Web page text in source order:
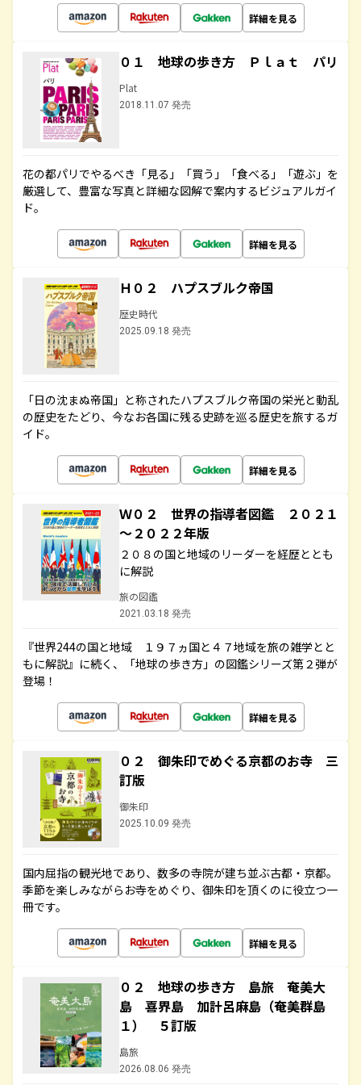
詳細を見る
０１ 地球の歩き方 Ｐｌａｔ パリ
Plat
2018.11.07 発売
花の都パリでやるべき「見る」「買う」「食べる」「遊ぶ」を
厳選して、豊富な写真と詳細な図解で案内するビジュアルガイ
ド。
詳細を見る
Ｈ０２ ハプスブルク帝国
歴史時代
2025.09.18 発売
「日の沈まぬ帝国」と称されたハプスブルク帝国の栄光と動乱
の歴史をたどり、今なお各国に残る史跡を巡る歴史を旅するガ
イド。
詳細を見る
Ｗ０２ 世界の指導者図鑑 ２０２１
～２０２２年版
２０８の国と地域のリーダーを経歴ととも
に解説
旅の図鑑
2021.03.18 発売
『世界244の国と地域 １９７ヵ国と４７地域を旅の雑学とと
もに解説』に続く、「地球の歩き方」の図鑑シリーズ第２弾が
登場！
詳細を見る
０２ 御朱印でめぐる京都のお寺 三
訂版
御朱印
2025.10.09 発売
国内屈指の観光地であり、数多の寺院が建ち並ぶ古都・京都。
季節を楽しみながらお寺をめぐり、御朱印を頂くのに役立つ一
冊です。
詳細を見る
０２ 地球の歩き方 島旅 奄美大
島 喜界島 加計呂麻島（奄美群島
１） ５訂版
島旅
2026.08.06 発売